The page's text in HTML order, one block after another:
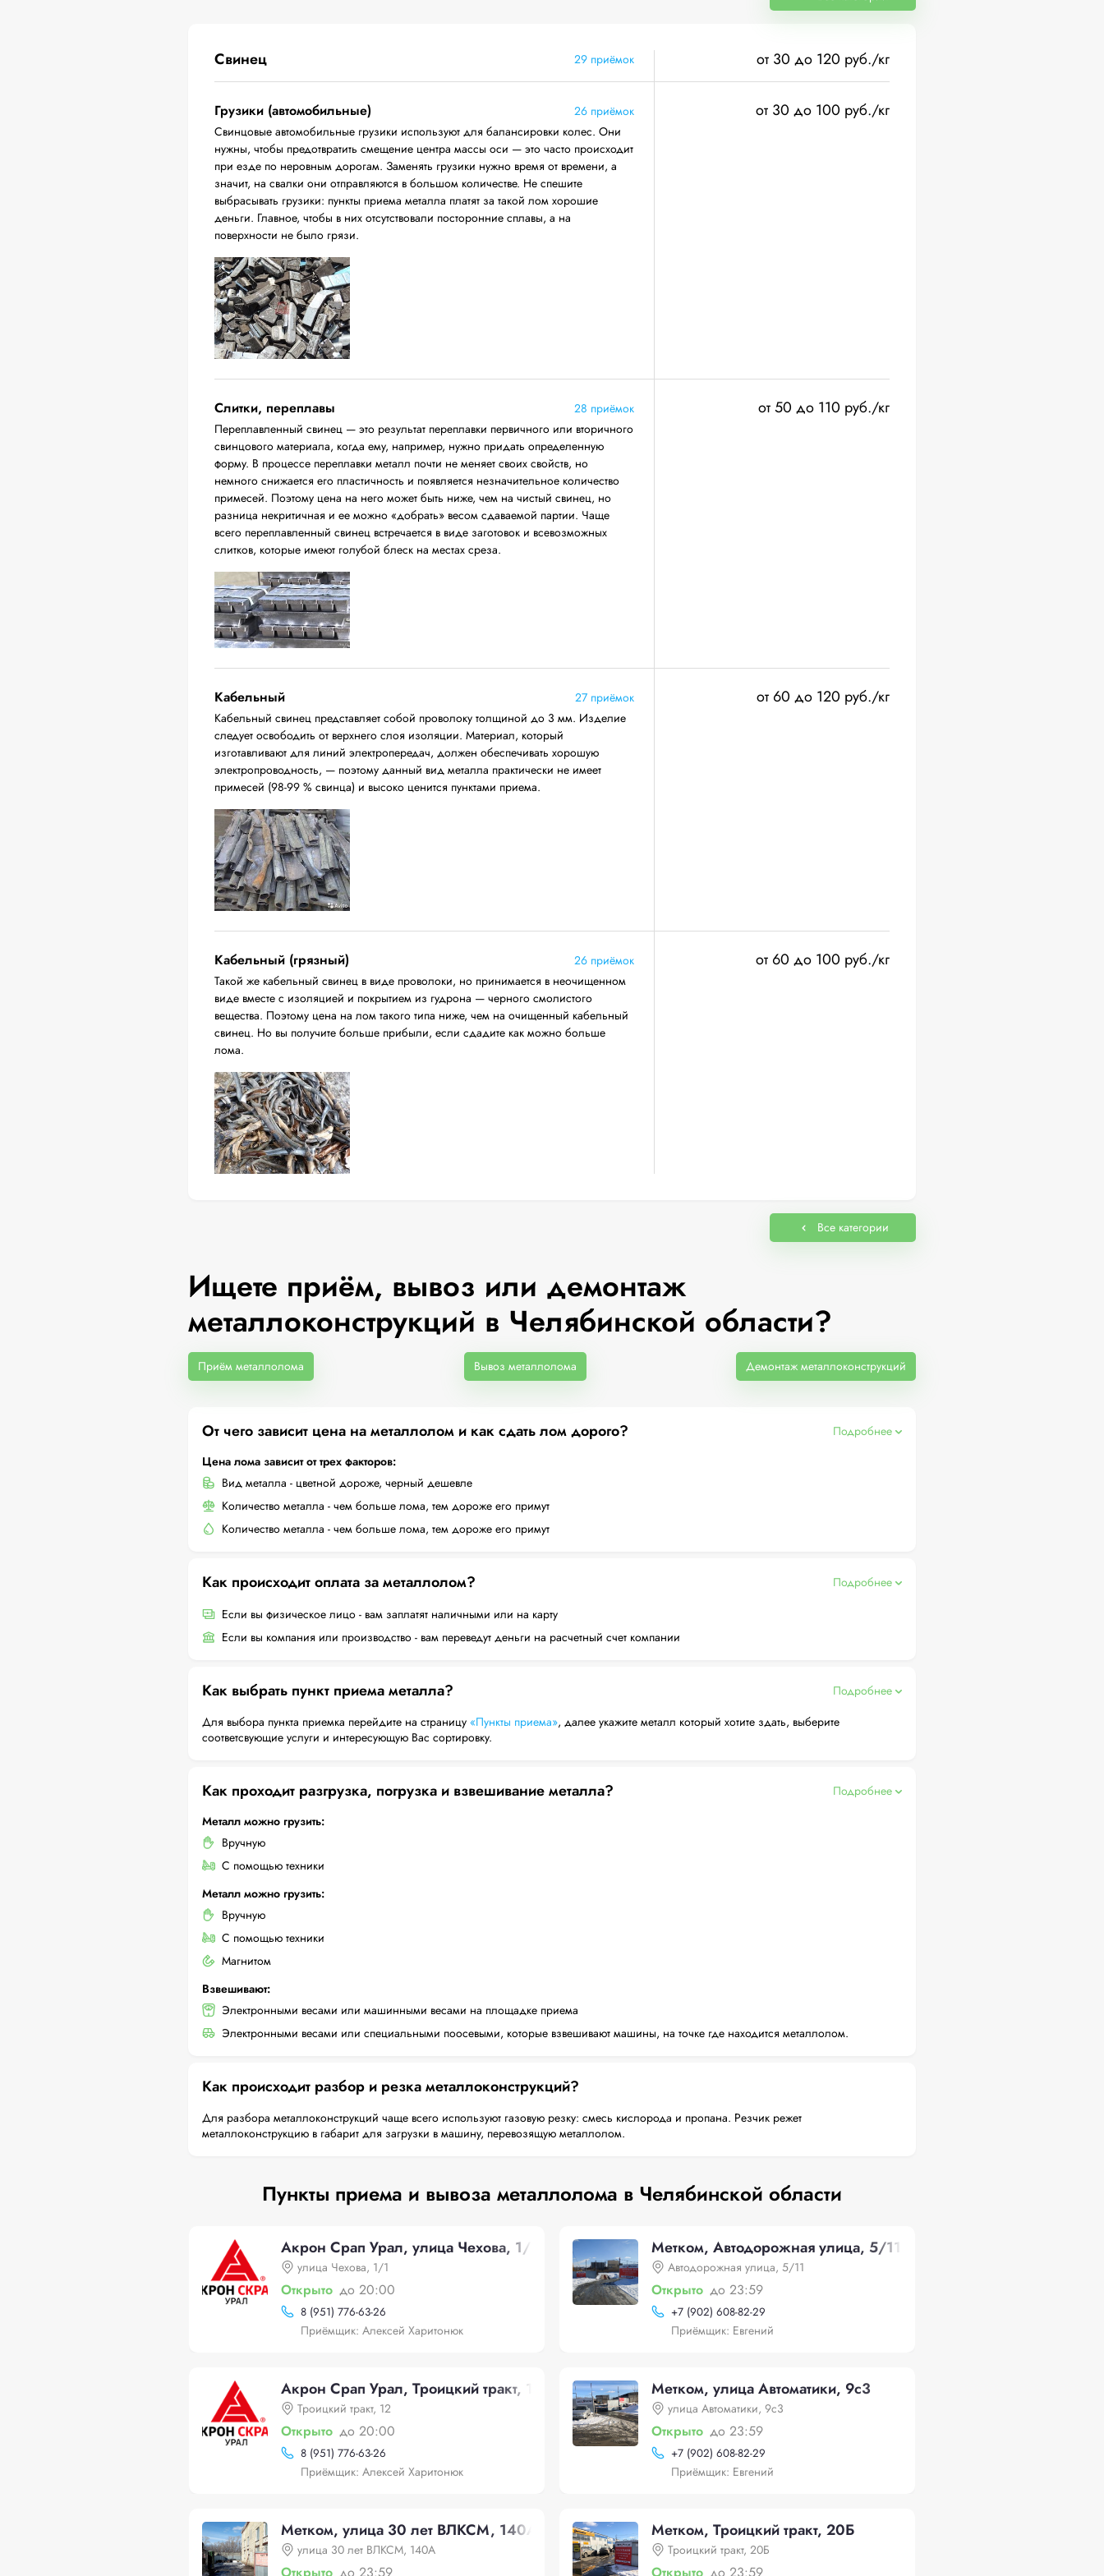
Свинец 29 приёмок от 30 до 120 руб./кг
Грузики (автомобильные)
26 приёмок
Свинцовые автомобильные грузики используют для балансировки колес. Они
нужны, чтобы предотвратить смещение центра массы оси — это часто происходит
при езде по неровным дорогам. Заменять грузики нужно время от времени, а
значит, на свалки они отправляются в большом количестве. Не спешите
выбрасывать грузики: пункты приема металла платят за такой лом хорошие
деньги. Главное, чтобы в них отсутствовали посторонние сплавы, а на
поверхности не было грязи.
от 30 до 100 руб./кг
Слитки, переплавы
28 приёмок
Переплавленный свинец — это результат переплавки первичного или вторичного
свинцового материала, когда ему, например, нужно придать определенную
форму. В процессе переплавки металл почти не меняет своих свойств, но
немного снижается его пластичность и появляется незначительное количество
примесей. Поэтому цена на него может быть ниже, чем на чистый свинец, но
разница некритичная и ее можно «добрать» весом сдаваемой партии. Чаще
всего переплавленный свинец встречается в виде заготовок и всевозможных
слитков, которые имеют голубой блеск на местах среза.
от 50 до 110 руб./кг
Кабельный
27 приёмок
Кабельный свинец представляет собой проволоку толщиной до 3 мм. Изделие
следует освободить от верхнего слоя изоляции. Материал, который
изготавливают для линий электропередач, должен обеспечивать хорошую
электропроводность, — поэтому данный вид металла практически не имеет
примесей (98-99 % свинца) и высоко ценится пунктами приема.
от 60 до 120 руб./кг
Кабельный (грязный)
26 приёмок
Такой же кабельный свинец в виде проволоки, но принимается в неочищенном
виде вместе с изоляцией и покрытием из гудрона — черного смолистого
вещества. Поэтому цена на лом такого типа ниже, чем на очищенный кабельный
свинец. Но вы получите больше прибыли, если сдадите как можно больше
лома.
от 60 до 100 руб./кг
Все категории
Ищете приём, вывоз или демонтаж
металлоконструкций в Челябинской области?
Приём металлолома Вывоз металлолома Демонтаж металлоконструкций
От чего зависит цена на металлолом и как сдать лом дорого?
Подробнее
Цена лома зависит от трех факторов:
Вид металла - цветной дороже, черный дешевле
Количество металла - чем больше лома, тем дороже его примут
Количество металла - чем больше лома, тем дороже его примут
Как происходит оплата за металлолом?
Подробнее
Если вы физическое лицо - вам заплатят наличными или на карту
Если вы компания или производство - вам переведут деньги на расчетный счет компании
Как выбрать пункт приема металла?
Подробнее
Для выбора пункта приемка перейдите на страницу «Пункты приема», далее укажите металл который хотите здать, выберите
соответсвующие услуги и интересующую Вас сортировку.
Как проходит разгрузка, погрузка и взвешивание металла?
Подробнее
Металл можно грузить:
Вручную
С помощью техники
Металл можно грузить:
Вручную
С помощью техники
Магнитом
Взвешивают:
Электронными весами или машинными весами на площадке приема
Электронными весами или специальными поосевыми, которые взвешивают машины, на точке где находится металлолом.
Как происходит разбор и резка металлоконструкций?
Для разбора металлоконструкций чаще всего используют газовую резку: смесь кислорода и пропана. Резчик режет
металлоконструкцию в габарит для загрузки в машину, перевозящую металлолом.
Пункты приема и вывоза металлолома в Челябинской области
Акрон Срап Урал, улица Чехова, 1/1
улица Чехова, 1/1
Открыто до 20:00
8 (951) 776-63-26
Приёмщик: Алексей Харитонюк
Метком, Автодорожная улица, 5/11
Автодорожная улица, 5/11
Открыто до 23:59
+7 (902) 608-82-29
Приёмщик: Евгений
Акрон Срап Урал, Троицкий тракт, 12
Троицкий тракт, 12
Открыто до 20:00
8 (951) 776-63-26
Приёмщик: Алексей Харитонюк
Метком, улица Автоматики, 9с3
улица Автоматики, 9с3
Открыто до 23:59
+7 (902) 608-82-29
Приёмщик: Евгений
Метком, улица 30 лет ВЛКСМ, 140А
улица 30 лет ВЛКСМ, 140А
Метком, Троицкий тракт, 20Б
Троицкий тракт, 20Б